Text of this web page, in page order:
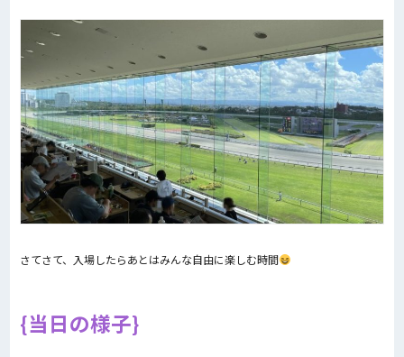
さてさて、入場したらあとはみんな自由に楽しむ時間
当日の様子